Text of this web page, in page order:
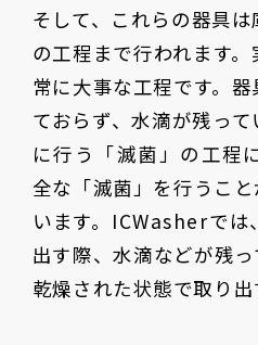
そして、これらの器具
の工程まで行われます
常に大事な工程です。
ておらず、水滴が残っ
に行う「滅菌」の工程
全な「滅菌」を行うこ
います。ICWasherでは
出す際、水滴などが残
乾燥された状態で取り出